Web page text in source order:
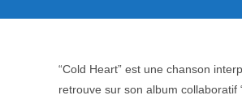
“Cold Heart” est une chanson
retrouve sur son album collaboratif